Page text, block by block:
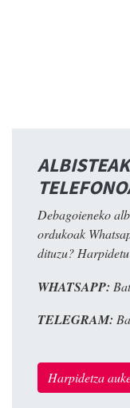
Debagoieneko
ordukoak
dituzu?
WHATSAPP:
TELEGRAM:
Harpidetza